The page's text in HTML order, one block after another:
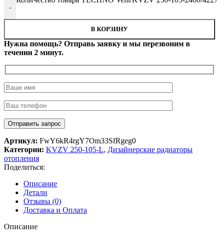
-
В КОРЗИНУ
Нужна помощь? Отправь заявку и мы перезвоним в
течении 2 минут.
Артикул: FwY6kR4rgY7Om33SfRgeg0
Категории: KVZV 250-105-L, Дизайнерские радиаторы
отопления
Поделиться:
Описание
Детали
Отзывы (0)
Доставка и Оплата
Описание